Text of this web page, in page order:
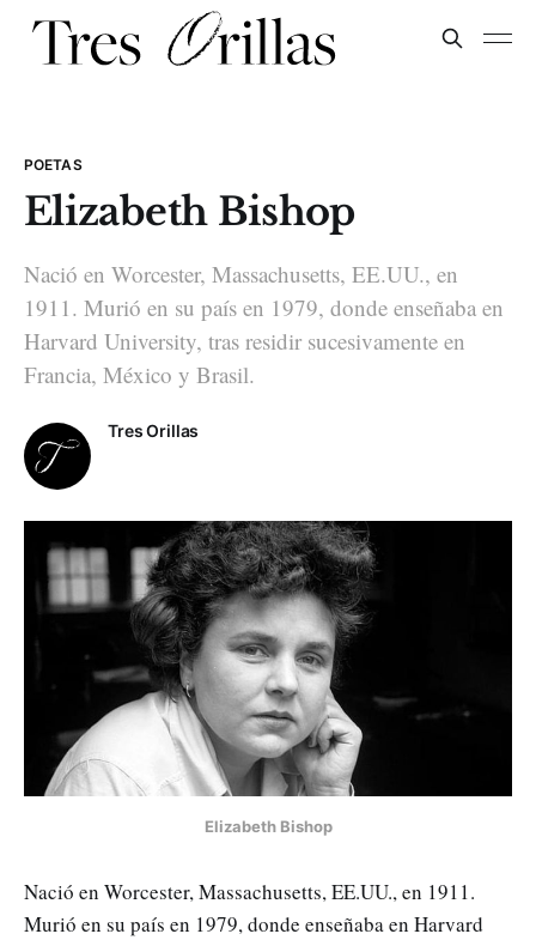
POETAS
Elizabeth Bishop
Nació en Worcester, Massachusetts, EE.UU., en
1911. Murió en su país en 1979, donde enseñaba en
Harvard University, tras residir sucesivamente en
Francia, México y Brasil.
Tres Orillas
Elizabeth Bishop
Nació en Worcester, Massachusetts, EE.UU., en 1911.
Murió en su país en 1979, donde enseñaba en Harvard